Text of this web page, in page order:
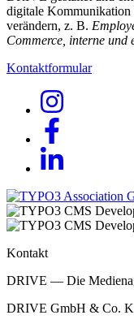
digitale
verändern, z. B.
Commerce, interne
Kontaktformular
Kontakt
DRIVE — Die
DRIVE GmbH & Co.